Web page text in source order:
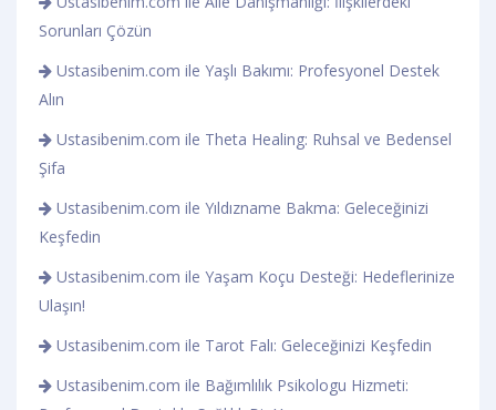
Sorunları Çözün
Ustasibenim.com ile Yaşlı Bakımı: Profesyonel Destek
Alın
Ustasibenim.com ile Theta Healing: Ruhsal ve Bedensel
Şifa
Ustasibenim.com ile Yıldızname Bakma: Geleceğinizi
Keşfedin
Ustasibenim.com ile Yaşam Koçu Desteği: Hedeflerinize
Ulaşın!
Ustasibenim.com ile Tarot Falı: Geleceğinizi Keşfedin
Ustasibenim.com ile Bağımlılık Psikologu Hizmeti: